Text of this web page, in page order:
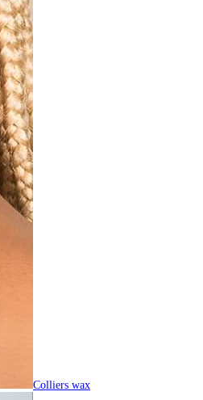
Colliers wax